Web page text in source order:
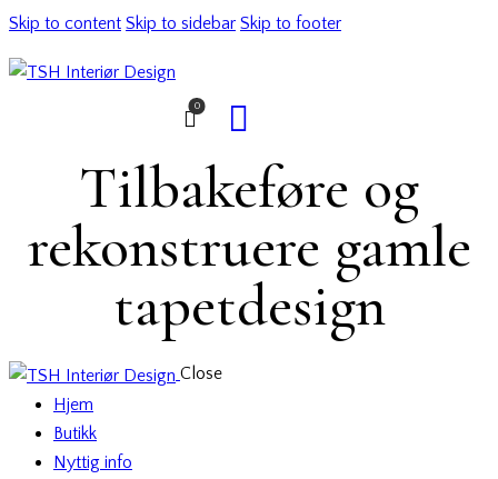
Skip to content Skip to sidebar Skip to footer
0
Tilbakeføre og
rekonstruere gamle
tapetdesign
Close
Hjem
Butikk
Nyttig info